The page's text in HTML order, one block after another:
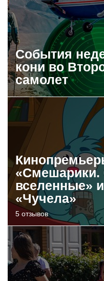
События
кони во
самолет
«Смешарики.
вселенные»
«Чучела»
5 отзывов